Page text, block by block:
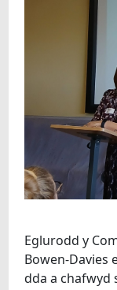
Eglurodd y
Bowen-Davies
dda a chafwyd